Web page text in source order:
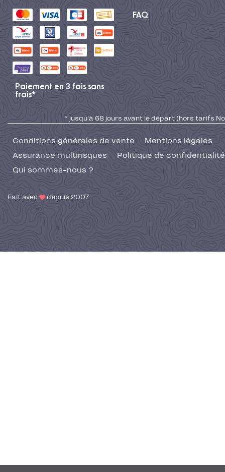
FAQ
Paiement en 3 fois sans
frais*
* jusqu'à 68 jours avant le départ (hors tarifs No
Conditions générales de vente
Mentions légales
Assurance multirisques
Politique de confidentialité
Qui sommes-nous ?
Fait avec depuis 2007